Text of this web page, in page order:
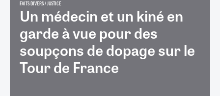
FAITS DIVERS / JUSTICE
Un médecin et un kiné en
garde à vue pour des
soupçons de dopage sur le
Tour de France